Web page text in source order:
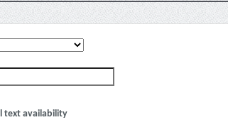
text availability